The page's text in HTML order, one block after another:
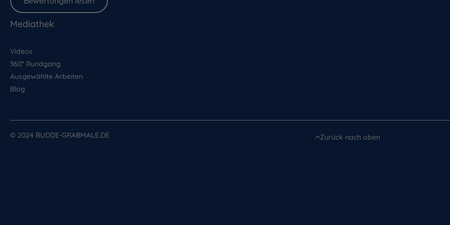
Mediathek
Videos
360° Rundgang
Ausgewählte Arbeiten
Blog
© 2024 BUDDE-GRABMALE.DE Zurück nach oben